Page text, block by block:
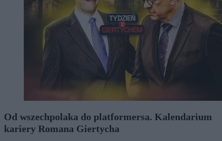
Od wszechpolaka do platformersa. Kalendarium
kariery Romana Giertycha